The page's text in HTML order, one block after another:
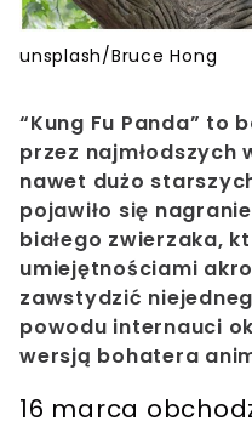
unsplash/Bruce Hong
“Kung Fu Panda” to
przez najmłodszych
nawet dużo
pojawiło się
białego zwierzaka,
umiejętnościami
zawstydzić
powodu internauci
wersją bohatera
16 marca